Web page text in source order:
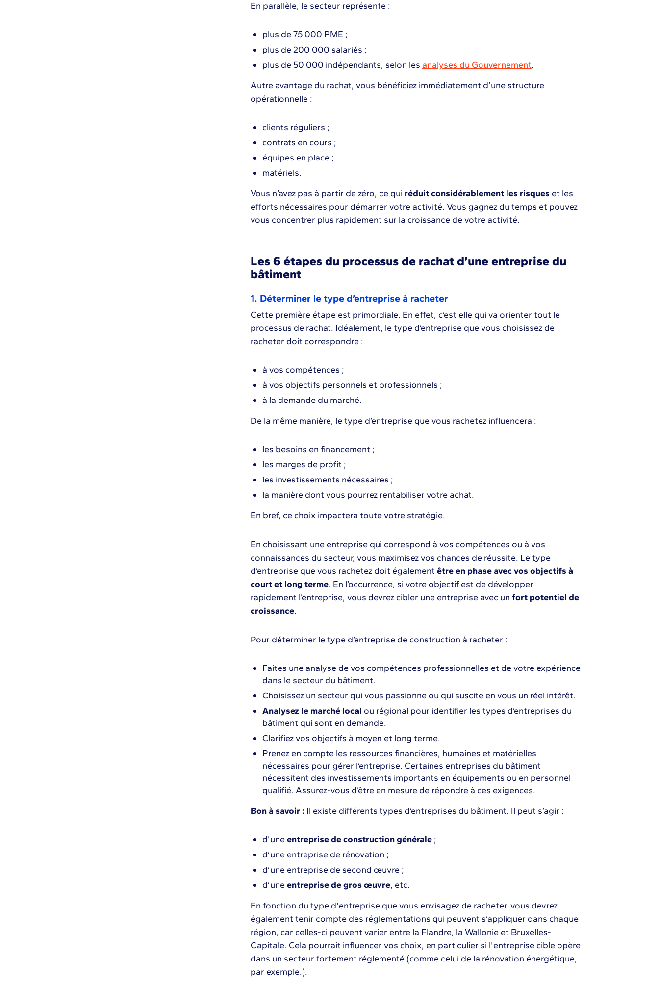
En parallèle, le secteur représente :
plus de 75 000 PME ;
plus de 200 000 salariés ;
plus de 50 000 indépendants, selon les analyses du Gouvernement.
Autre avantage du rachat, vous bénéficiez immédiatement d’une structure
opérationnelle :
clients réguliers ;
contrats en cours ;
équipes en place ;
matériels.
Vous n’avez pas à partir de zéro, ce qui réduit considérablement les risques et les
efforts nécessaires pour démarrer votre activité. Vous gagnez du temps et pouvez
vous concentrer plus rapidement sur la croissance de votre activité.
Les 6 étapes du processus de rachat d’une entreprise du
bâtiment
1. Déterminer le type d’entreprise à racheter
Cette première étape est primordiale. En effet, c’est elle qui va orienter tout le
processus de rachat. Idéalement, le type d’entreprise que vous choisissez de
racheter doit correspondre :
à vos compétences ;
à vos objectifs personnels et professionnels ;
à la demande du marché.
De la même manière, le type d’entreprise que vous rachetez influencera :
les besoins en financement ;
les marges de profit ;
les investissements nécessaires ;
la manière dont vous pourrez rentabiliser votre achat.
En bref, ce choix impactera toute votre stratégie.
En choisissant une entreprise qui correspond à vos compétences ou à vos
connaissances du secteur, vous maximisez vos chances de réussite. Le type
d’entreprise que vous rachetez doit également être en phase avec vos objectifs à
court et long terme. En l’occurrence, si votre objectif est de développer
rapidement l’entreprise, vous devrez cibler une entreprise avec un fort potentiel de
croissance.
Pour déterminer le type d’entreprise de construction à racheter :
Faites une analyse de vos compétences professionnelles et de votre expérience
dans le secteur du bâtiment.
Choisissez un secteur qui vous passionne ou qui suscite en vous un réel intérêt.
Analysez le marché local ou régional pour identifier les types d’entreprises du
bâtiment qui sont en demande.
Clarifiez vos objectifs à moyen et long terme.
Prenez en compte les ressources financières, humaines et matérielles
nécessaires pour gérer l’entreprise. Certaines entreprises du bâtiment
nécessitent des investissements importants en équipements ou en personnel
qualifié. Assurez-vous d’être en mesure de répondre à ces exigences.
Bon à savoir : Il existe différents types d’entreprises du bâtiment. Il peut s’agir :
d’une entreprise de construction générale;
d’une entreprise de rénovation ;
d’une entreprise de second œuvre ;
d’une entreprise de gros œuvre, etc.
En fonction du type d'entreprise que vous envisagez de racheter, vous devrez
également tenir compte des réglementations qui peuvent s’appliquer dans chaque
région, car celles-ci peuvent varier entre la Flandre, la Wallonie et Bruxelles-
Capitale. Cela pourrait influencer vos choix, en particulier si l'entreprise cible opère
dans un secteur fortement réglementé (comme celui de la rénovation énergétique,
par exemple.).